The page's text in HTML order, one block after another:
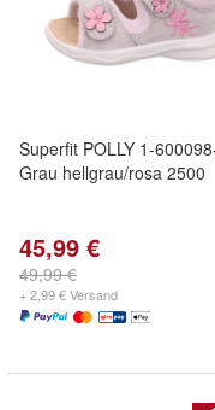
Superfit POLLY 1-
Grau hellgrau/rosa 2500
45,99 €
49,99 €
+ 2,99 € Versand